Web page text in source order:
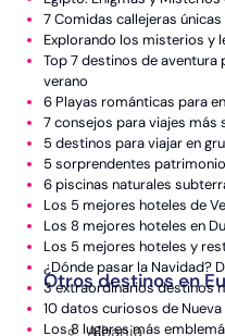
Francia
Grecia
Italia
Portugal
Reino Unido
Turquía
Otros destinos en
7 Comidas callejeras únicas
Explorando los misterios y
Top 7 destinos de
verano
6 Playas románticas para
7 consejos para viajes más
5 destinos para viajar en
5 sorprendentes
6 piscinas naturales
Los 5 mejores hoteles de
Los 8 mejores hoteles en
Los 5 mejores hoteles y
¿Dónde pasar la Navidad?
3 extraordinarios destinos
10 datos curiosos de
Los 8 lugares más